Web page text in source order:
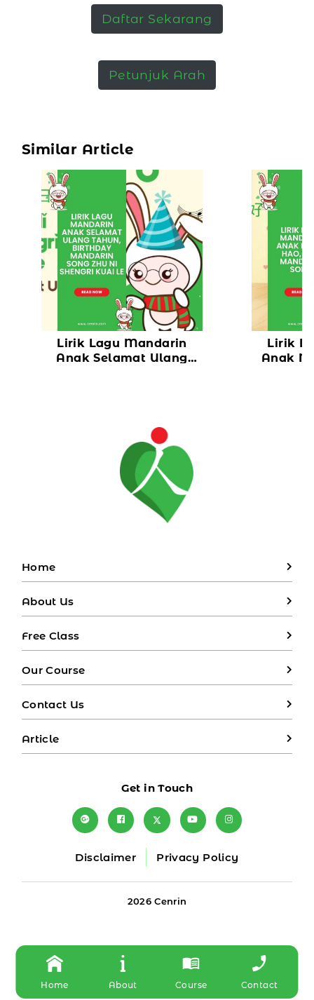
Daftar Sekarang
Petunjuk Arah
Similar Article
Lirik Lagu Mandarin
Anak Selamat Ulang
Lirik
Anak
Home
About Us
Free Class
Our Course
Contact Us
Article
Get in Touch
Disclaimer Privacy Policy
2026 Cenrin
Home About Course Contact